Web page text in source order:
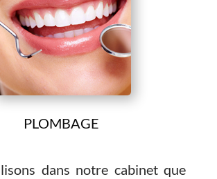
PLOMBAGE
dans notre cabinet que